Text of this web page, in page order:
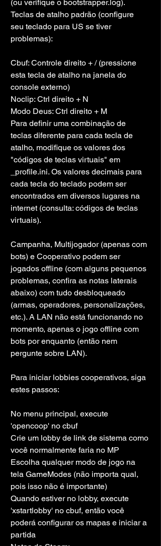
(ou verifique o bootstrapper.log).
Teclas de atalho padrão (configure
seu teclado para US se tiver
problemas):
Cbuf: Controle direito + / (pressione
esta tecla de atalho na janela do
console externo)
Noclip: Ctrl direito + N
Modo Deus: Ctrl direito + M
Para definir uma combinação de
teclas diferente para cada tecla de
atalho, modifique os valores dos
"códigos de teclas virtuais" em
_profile.ini. Os valores decimais para
cada tecla do teclado podem ser
encontrados em diversos lugares na
internet (consulta: códigos de teclas
virtuais).
Campanha, Multijogador (apenas com
bots) e Cooperativo podem ser
jogados offline (com alguns pequenos
problemas, confira as notas laterais
abaixo) com tudo desbloqueado
(armas, operadores, personalizações,
etc.). A LAN não está funcionando no
momento, apenas o jogo offline com
bots por enquanto (então nem
pergunte sobre LAN).
Para iniciar lobbies cooperativos, siga
estes passos:
No menu principal, execute
'opencoop' no cbuf
Crie um lobby de link de sistema como
você normalmente faria no MP
Escolha qualquer modo de jogo na
tela GameModes (não importa qual,
pois isso não é importante)
Quando estiver no lobby, execute
'xstartlobby' no cbuf, então você
poderá configurar os mapas e iniciar a
partida